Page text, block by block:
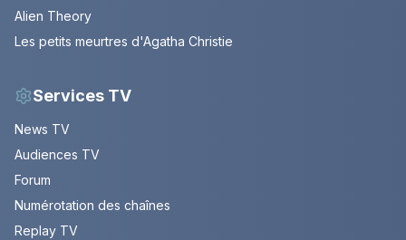
Alien Theory
Les petits meurtres d'Agatha Christie
Services TV
News TV
Audiences TV
Forum
Numérotation des chaînes
Replay TV